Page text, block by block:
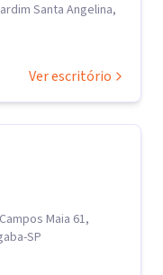
Santa Angelina,
Ver escritório
Maia 61,
SP